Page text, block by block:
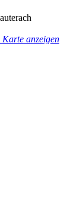
Karte anzeigen